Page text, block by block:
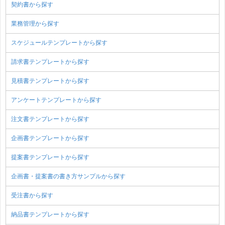
契約書から探す
業務管理から探す
スケジュールテンプレートから探す
請求書テンプレートから探す
見積書テンプレートから探す
アンケートテンプレートから探す
注文書テンプレートから探す
企画書テンプレートから探す
提案書テンプレートから探す
企画書・提案書の書き方サンプルから探す
受注書から探す
納品書テンプレートから探す